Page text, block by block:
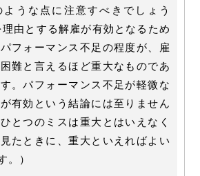
うな点に注意すべきでしょう
由とする解雇が有効となるため
フォーマンス不足の程度が、雇
難と言えるほど重大なものであ
。パフォーマンス不足が軽微な
有効という結論には至りません
とつのミスは重大とはいえなく
たときに、重大といえればよい
。）